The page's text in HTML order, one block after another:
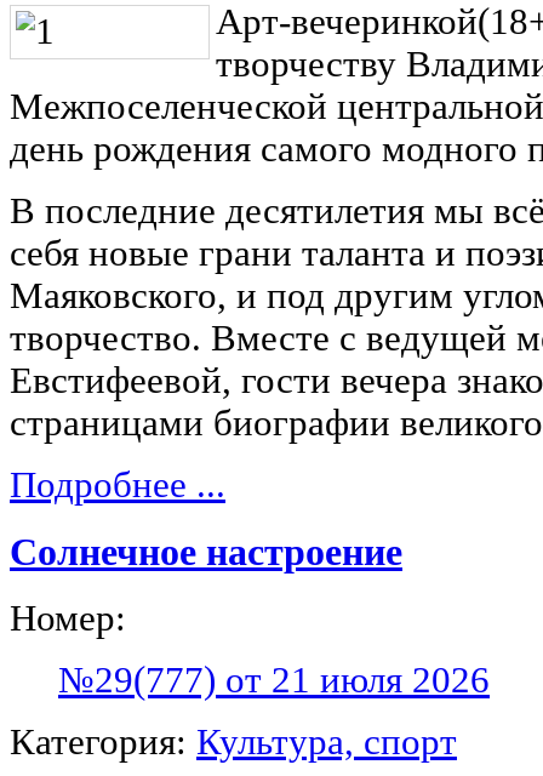
Арт-
творчеству
Межпоселенческой
день рождения самого модного
В последние десятилетия мы
себя новые грани таланта и
Маяковского, и под другим
творчество. Вместе с ведущей
Евстифеевой, гости вечера
страницами биографии
Подробнее ...
Солнечное настроение
Номер:
№29(777) от 21 июля 2026
Категория: Культура, спорт